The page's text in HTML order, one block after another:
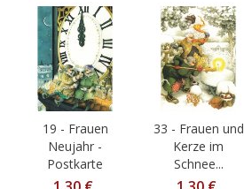
19 - Frauen
Neujahr -
Postkarte
33 - Frauen und
Kerze im
Schnee...